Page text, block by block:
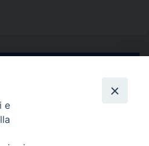
Facebook
e